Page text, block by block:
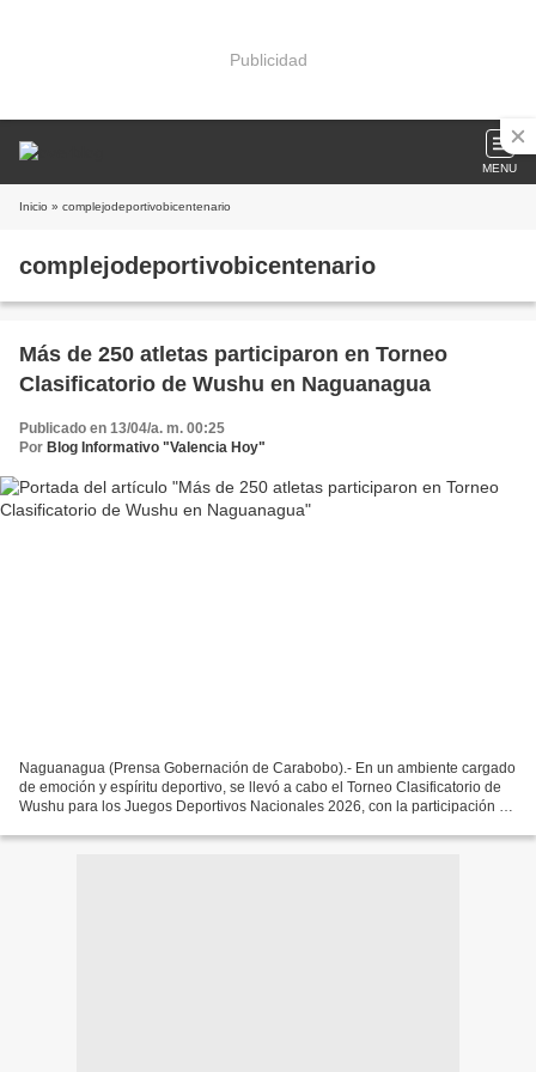
Publicidad
MENU
Inicio » complejodeportivobicentenario
complejodeportivobicentenario
Más de 250 atletas participaron en Torneo
Clasificatorio de Wushu en Naguanagua
Publicado en 13/04/a. m. 00:25
Por Blog Informativo "Valencia Hoy"
Naguanagua (Prensa Gobernación de Carabobo).- En un ambiente cargado
de emoción y espíritu deportivo, se llevó a cabo el Torneo Clasificatorio de
Wushu para los Juegos Deportivos Nacionales 2026, con la participación de